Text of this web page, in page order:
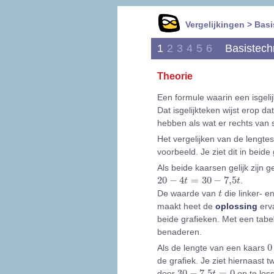
Vergelijkingen >
1 2 3 4 5 6
Theorie
Een formule waarin een
Dat isgelijkteken wijst erop
hebben als wat er rechts van
Het vergelijken van de
voorbeeld. Je ziet dit in beide
Als beide kaarsen gelijk zijn
20 − 4t = 30 − 7,5t
20 =30 7,5
De waarde van t
t die linker-
maakt heet de oplossing
beide grafieken. Met een
benaderen.
Als de lengte van een kaars 0
0
de grafiek. Je ziet hiernaast
30 7,5 t=